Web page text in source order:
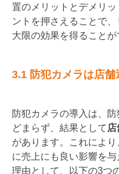
置のメリットとデメリ
ントを押さえることで
大限の効果を得ることが
3.1 防犯カメラは店舗
防犯カメラの導入は、
どまらず、結果として店
があります。これによ
に売上にも良い影響を
理由として、以下の3つ